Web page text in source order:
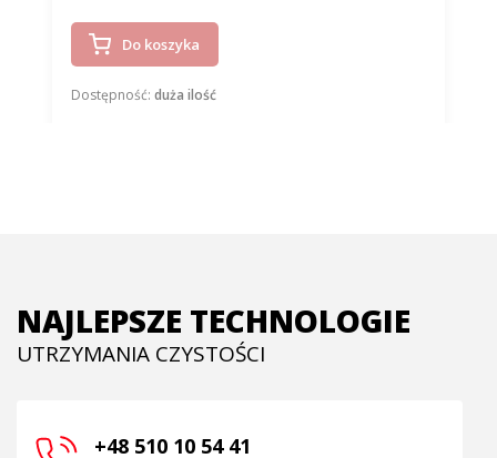
Do koszyka
Dostępność: duża ilość
NAJLEPSZE TECHNOLOGIE
UTRZYMANIA CZYSTOŚCI
+48 510 10 54 41